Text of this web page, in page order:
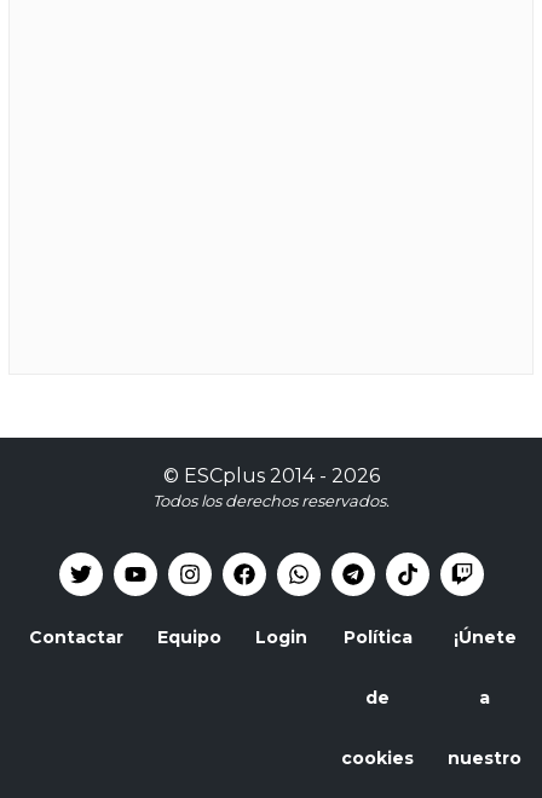
© ESCplus2014 - 2026
Todos los derechos reservados.
Contactar Equipo Login Política
de
cookies
¡Únete
a
nuestro